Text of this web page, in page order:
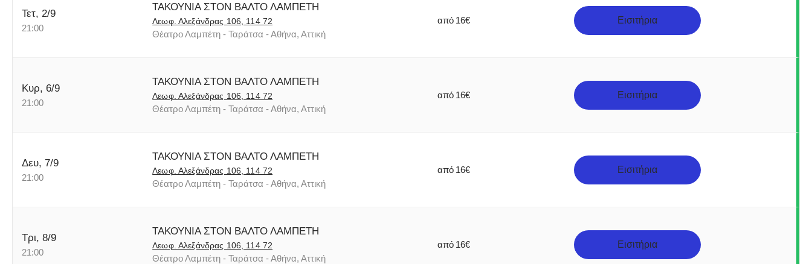
Τετ, 2/9
21:00
ΤΑΚΟΥΝΙΑ ΣΤΟΝ ΒΑΛΤΟ ΛΑΜΠΕΤΗ
Λεωφ. Αλεξάνδρας 106, 114 72
Θέατρο Λαμπέτη - Ταράτσα - Αθήνα, Αττική
από 16€ Εισιτήρια
Κυρ, 6/9
21:00
ΤΑΚΟΥΝΙΑ ΣΤΟΝ ΒΑΛΤΟ ΛΑΜΠΕΤΗ
Λεωφ. Αλεξάνδρας 106, 114 72
Θέατρο Λαμπέτη - Ταράτσα - Αθήνα, Αττική
από 16€ Εισιτήρια
Δευ, 7/9
21:00
ΤΑΚΟΥΝΙΑ ΣΤΟΝ ΒΑΛΤΟ ΛΑΜΠΕΤΗ
Λεωφ. Αλεξάνδρας 106, 114 72
Θέατρο Λαμπέτη - Ταράτσα - Αθήνα, Αττική
από 16€ Εισιτήρια
Τρι, 8/9
21:00
ΤΑΚΟΥΝΙΑ ΣΤΟΝ ΒΑΛΤΟ ΛΑΜΠΕΤΗ
Λεωφ. Αλεξάνδρας 106, 114 72
Θέατρο Λαμπέτη - Ταράτσα - Αθήνα, Αττική
από 16€ Εισιτήρια